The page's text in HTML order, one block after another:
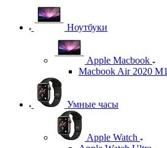
Ноутбуки
Apple Macbook
Macbook Air 2020 M1
Умные часы
Apple Watch